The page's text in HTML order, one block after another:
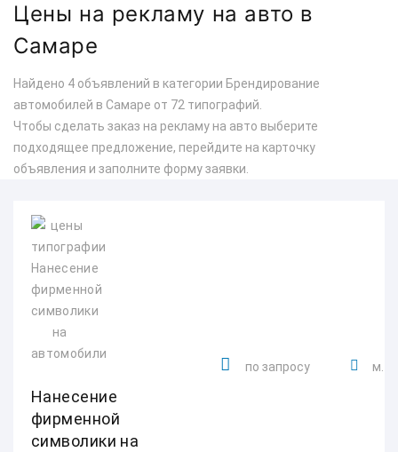
Цены на рекламу на авто в
Самаре
Найдено 4 объявлений в категории Брендирование
автомобилей в Самаре от 72 типографий.
Чтобы сделать заказ на рекламу на авто выберите
подходящее предложение, перейдите на карточку
объявления и заполните форму заявки.
Нанесение
фирменной
символики на
по запросу м.